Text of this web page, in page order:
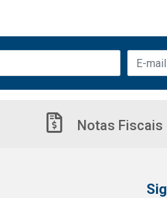
Notas Fiscais